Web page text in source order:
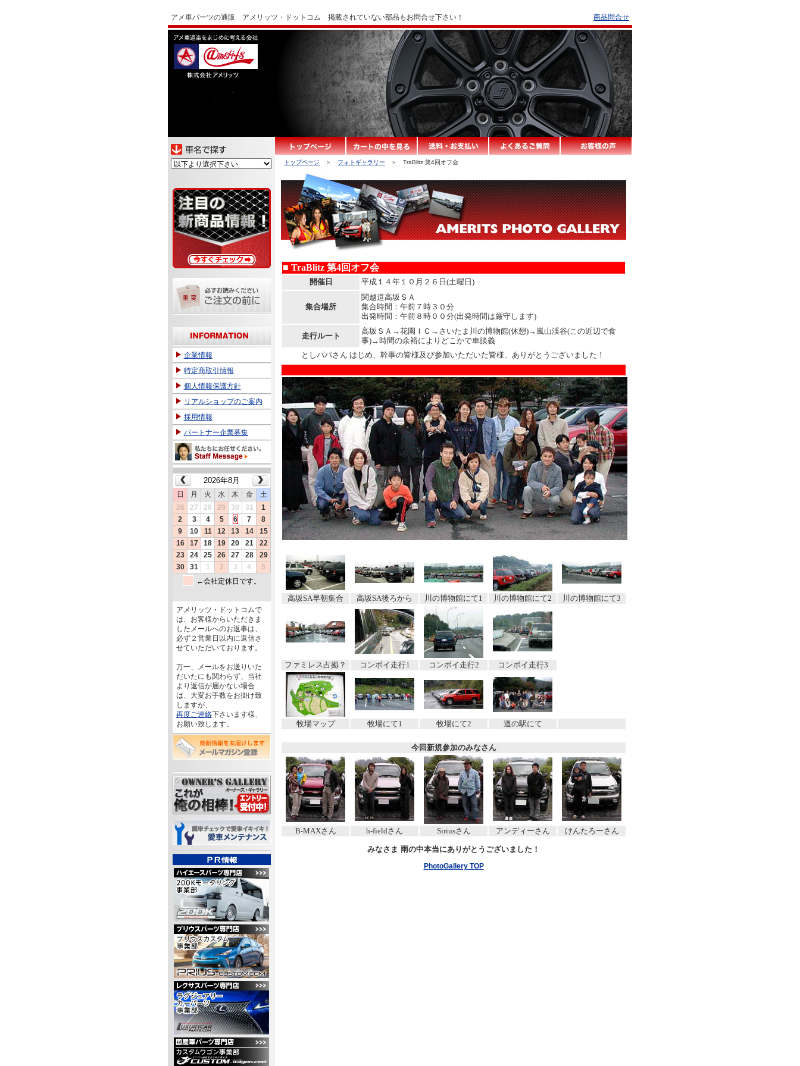
アメ車パーツの通販 アメリッツ・ドットコム 掲載されていない部品もお問合せ下さい！ 商品問合せ
企業情報
特定商取引情報
個人情報保護方針
リアルショップのご案内
採用情報
パートナー企業募集
アメリッツ・ドットコムで
は、お客様からいただきま
したメールへのお返事は、
必ず２営業日以内に返信さ
せていただいております。
万一、メールをお送りいた
だいたにも関わらず、当社
より返信が届かない場合
は、大変お手数をお掛け致
しますが、
再度ご連絡下さいます様、
お願い致します。
トップページ ＞ フォトギャラリー ＞ TraBlitz 第4回オフ会
■ TraBlitz 第4回オフ会
開催日 平成１４年１０月２６日(土曜日)
集合場所
関越道高坂ＳＡ
集合時間：午前７時３０分
出発時間：午前８時００分(出発時間は厳守します)
走行ルート
高坂ＳＡ→花園ＩＣ→さいたま川の博物館(休憩)→嵐山渓谷(この近辺で食
事)→時間の余裕によりどこかで車談義
としパパさん はじめ、幹事の皆様及び参加いただいた皆様、ありがとうございました！
高坂SA早朝集合 高坂SA後ろから 川の博物館にて1 川の博物館にて2 川の博物館にて3
ファミレス占拠？ コンボイ走行1 コンボイ走行2 コンボイ走行3
牧場マップ 牧場にて1 牧場にて2 道の駅にて
今回新規参加のみなさん
B-MAXさん h-fieldさん Siriusさん アンディーさん けんたろーさん
みなさま 雨の中本当にありがとうございました！
PhotoGallery TOP